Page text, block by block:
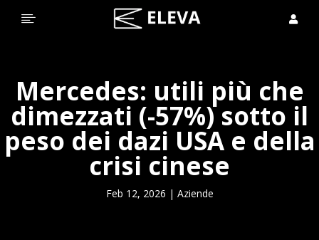
 
Mercedes: utili più che
dimezzati (-57%) sotto il
peso dei dazi USA e della
crisi cinese
Feb 12, 2026 | Aziende